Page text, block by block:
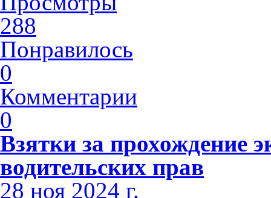
288
Понравилось
0
Комментарии
0
Взятки за прохождение
водительских прав
28 ноя 2024 г.